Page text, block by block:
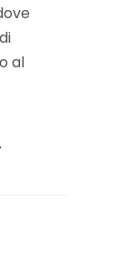
al